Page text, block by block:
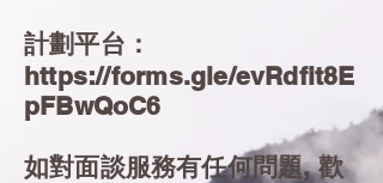
計劃平台：
https://forms.gle/evRdfit8E
pFBwQoC6
如對面談服務有任何問題, 歡